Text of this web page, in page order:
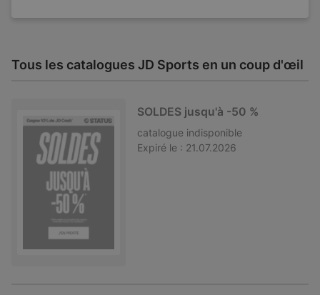
Tous les catalogues JD Sports en un coup d'œil
SOLDES jusqu'à -50 %
catalogue indisponible
Expiré le : 21.07.2026